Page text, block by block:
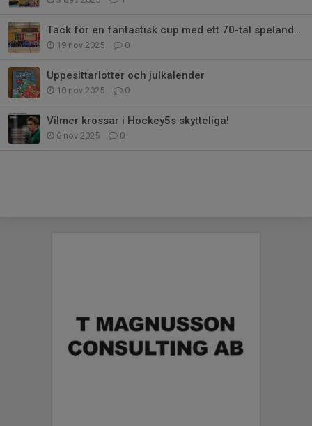
Tack för en fantastisk cup med ett 70-tal spelande ungdomar!
19 nov 2025 0
Uppesittarlotter och julkalender
10 nov 2025 0
Vilmer krossar i Hockey5s skytteliga!
6 nov 2025 0